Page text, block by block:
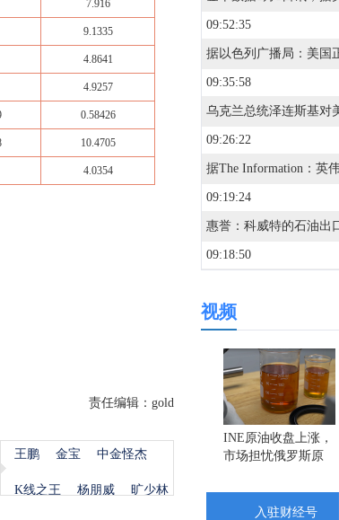
7.916
9.1335
4.8641
4.9257
0.58426
10.4705
4.0354
责任编辑：gold
王鹏 金宝 中金怪杰
K线之王 杨朋威 旷少林
09:52:35
09:35:58
09:26:22
09:19:24
09:18:50
09:17:37
09:15:46
09:11:37
视频
INE原油收盘上涨，
市场担忧俄罗斯原
入驻财经号